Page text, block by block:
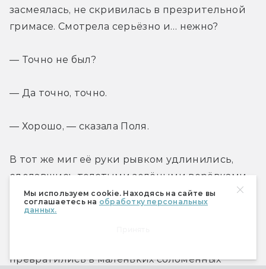
Мы используем cookie. Находясь на сайте вы
соглашаетесь на обработку персональных
данных.
засмеялась, не скривилась в презрительной
гримасе. Смотрела серьёзно и… нежно?
— Точно не был?
— Да точно, точно.
— Хорошо, — сказала Поля.
В тот же миг её руки рывком удлинились,
сделавшись толстыми зелёными верёвками,
обвившими Лёву поперёк торса. Из-под
подола выстрелили золотистые не то усы, не
превратились в маленьких соломенных